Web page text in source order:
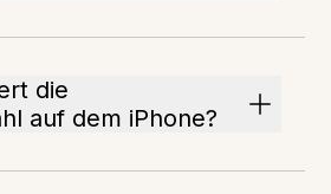
die
auf dem iPhone?